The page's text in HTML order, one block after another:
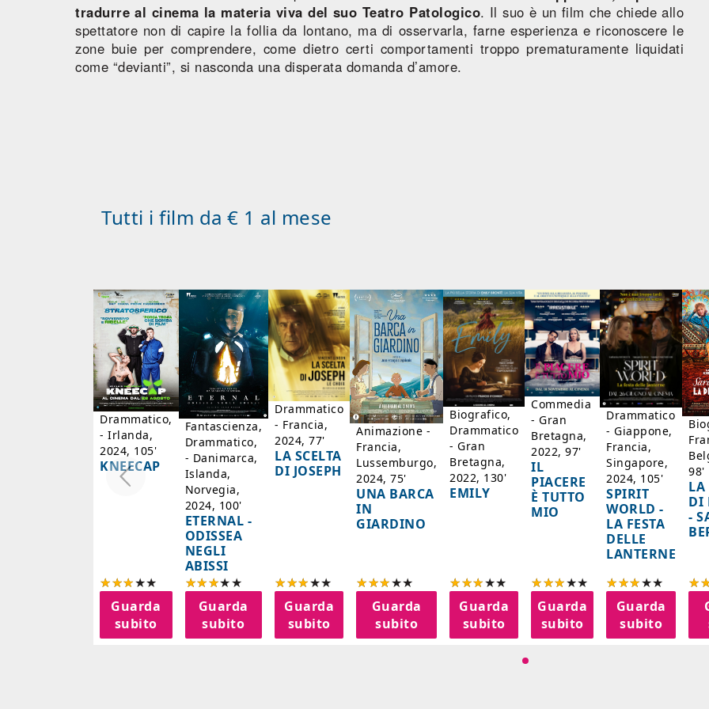
tradurre al cinema la materia viva del suo Teatro Patologico. Il suo è un film che chiede allo
spettatore non di capire la follia da lontano, ma di osservarla, farne esperienza e riconoscere le
zone buie per comprendere, come dietro certi comportamenti troppo prematuramente liquidati
come “devianti”, si nasconda una disperata domanda d’amore.
Tutti i film da € 1 al mese
Drammatico,
- Irlanda,
2024, 105'
KNEECAP
Guarda
subito
Fantascienza,
Drammatico,
- Danimarca,
Islanda,
Norvegia,
2024, 100'
ETERNAL -
ODISSEA
NEGLI
ABISSI
Guarda
subito
Drammatico
- Francia,
2024, 77'
LA SCELTA
DI JOSEPH
Guarda
subito
Animazione -
Francia,
Lussemburgo,
2024, 75'
UNA BARCA
IN
GIARDINO
Guarda
subito
Biografico,
Drammatico
- Gran
Bretagna,
2022, 130'
EMILY
Guarda
subito
Commedia
- Gran
Bretagna,
2022, 97'
IL
PIACERE
È TUTTO
MIO
Guarda
subito
Drammatico
- Giappone,
Francia,
Singapore,
2024, 105'
SPIRIT
WORLD -
LA FESTA
DELLE
LANTERNE
Guarda
subito
98'
DI
-